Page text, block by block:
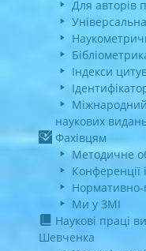
Для авторів
Індекси
наукових
Фахівцям
Методичне
Конференції
Нормативно-
Ми у ЗМІ
Наукові праці
Шевченка